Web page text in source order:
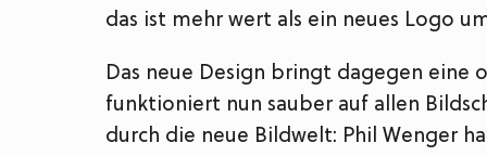
das ist mehr wert als ein neues Logo
Das neue Design bringt dagegen
funktioniert nun sauber auf allen
durch die neue Bildwelt: Phil Wenger